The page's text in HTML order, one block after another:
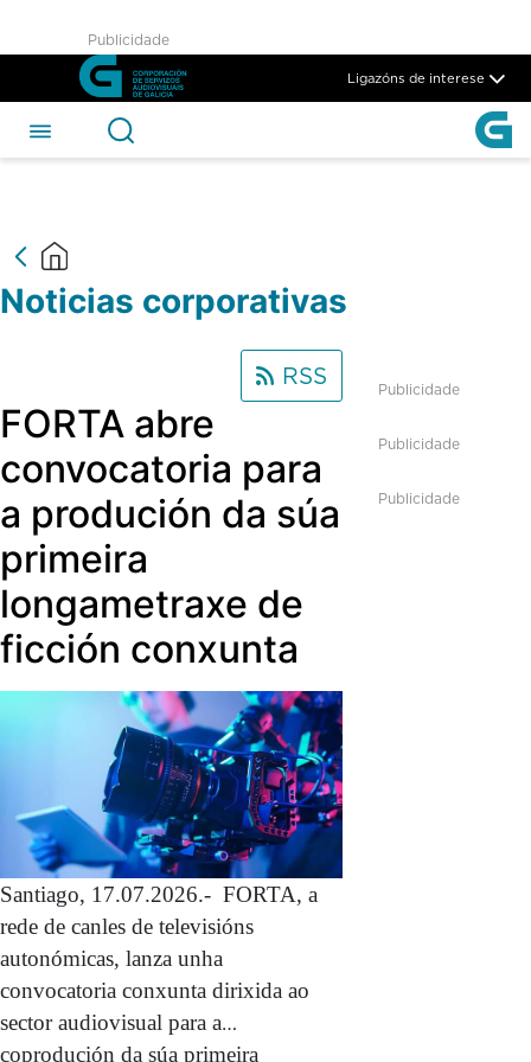
Skip to Main Content
Noticias Corporativas - CSAG
Publicidade
Ligazóns de interese
Noticias corporativas
RSS
FORTA abre
convocatoria para
a produción da súa
primeira
longametraxe de
ficción conxunta
Santiago, 17.07.2026.- FORTA, a
rede de canles de televisións
autonómicas, lanza unha
convocatoria conxunta dirixida ao
sector audiovisual para a
coprodución da súa primeira
Publicidade
Publicidade
Publicidade